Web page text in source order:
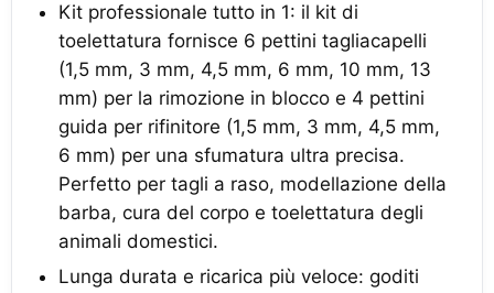
Kit professionale tutto in 1: il kit di
toelettatura fornisce 6 pettini tagliacapelli
(1,5 mm, 3 mm, 4,5 mm, 6 mm, 10 mm, 13
mm) per la rimozione in blocco e 4 pettini
guida per rifinitore (1,5 mm, 3 mm, 4,5 mm,
6 mm) per una sfumatura ultra precisa.
Perfetto per tagli a raso, modellazione della
barba, cura del corpo e toelettatura degli
animali domestici.
Lunga durata e ricarica più veloce: goditi